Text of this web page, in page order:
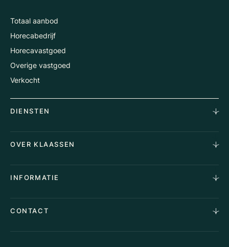
Totaal aanbod
Horecabedrijf
Horecavastgoed
Overige vastgoed
Verkocht
DIENSTEN
Aankoopopdracht
Stille verkoop
Taxaties
Advies
OVER KLAASSEN
Waarom Klaassen
Vacatures
Algemene voorwaarden
INFORMATIE
Vergunningen
CONTACT